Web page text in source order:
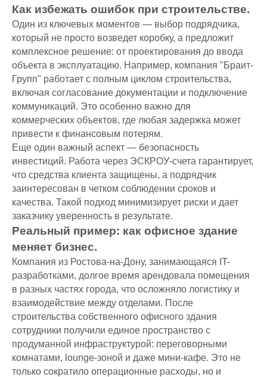
Как избежать ошибок при строительстве.
Один из ключевых моментов — выбор подрядчика,
который не просто возведет коробку, а предложит
комплексное решение: от проектирования до ввода
объекта в эксплуатацию. Например, компания "Браит-
Групп" работает с полным циклом строительства,
включая согласование документации и подключение
коммуникаций. Это особенно важно для
коммерческих объектов, где любая задержка может
привести к финансовым потерям.
Еще один важный аспект — безопасность
инвестиций. Работа через ЭСКРОУ-счета гарантирует,
что средства клиента защищены, а подрядчик
заинтересован в четком соблюдении сроков и
качества. Такой подход минимизирует риски и дает
заказчику уверенность в результате.
Реальный пример: как офисное здание
меняет бизнес.
Компания из Ростова-на-Дону, занимающаяся IT-
разработками, долгое время арендовала помещения
в разных частях города, что осложняло логистику и
взаимодействие между отделами. После
строительства собственного офисного здания
сотрудники получили единое пространство с
продуманной инфраструктурой: переговорными
комнатами, lounge-зоной и даже мини-кафе. Это не
только сократило операционные расходы, но и